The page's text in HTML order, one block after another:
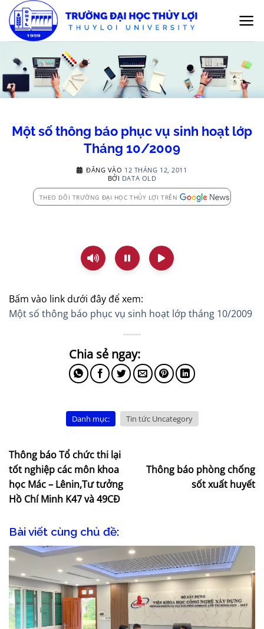
qua
nội
Một số thông báo phục vụ sinh hoạt lớp
Tháng 10/2009
ĐĂNG VÀO 12 THÁNG 12, 2011
BỞI DATA OLD
THEO DÕI TRƯỜNG ĐẠI HỌC THỦY LỢI TRÊN
Bấm vào link dưới đây để xem:
Một số thông báo phục vụ sinh hoạt lớp tháng 10/2009
Danh mục: Tin tức Uncategory
Thông báo Tổ chức thi lại
tốt nghiệp các môn khoa
học Mác – Lênin,Tư tưởng
Hồ Chí Minh K47 và 49CĐ
Thông báo phòng chống
sốt xuất huyết
Bài viết cùng chủ đề: